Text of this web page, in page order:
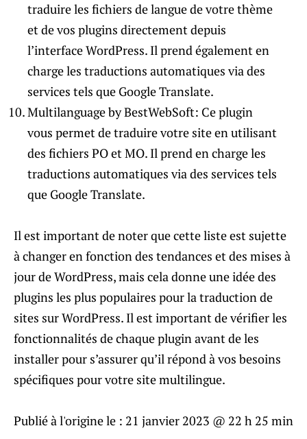
traduire les fichiers de langue de votre thème
et de vos plugins directement depuis
l’interface WordPress. Il prend également en
charge les traductions automatiques via des
services tels que Google Translate.
Multilanguage by BestWebSoft: Ce plugin
vous permet de traduire votre site en utilisant
des fichiers PO et MO. Il prend en charge les
traductions automatiques via des services tels
que Google Translate.
Il est important de noter que cette liste est sujette
à changer en fonction des tendances et des mises à
jour de WordPress, mais cela donne une idée des
plugins les plus populaires pour la traduction de
sites sur WordPress. Il est important de vérifier les
fonctionnalités de chaque plugin avant de les
installer pour s’assurer qu’il répond à vos besoins
spécifiques pour votre site multilingue.
Publié à l'origine le : 21 janvier 2023 @ 22 h 25 min